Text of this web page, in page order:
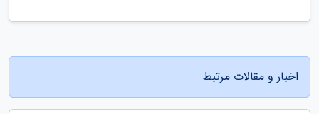
اخبار و مقالات مرتبط